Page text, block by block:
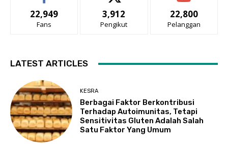
22,949
Fans
3,912
Pengikut
22,800
Pelanggan
LATEST ARTICLES
KESRA
Berbagai Faktor Berkontribusi
Terhadap Autoimunitas, Tetapi
Sensitivitas Gluten Adalah Salah
Satu Faktor Yang Umum